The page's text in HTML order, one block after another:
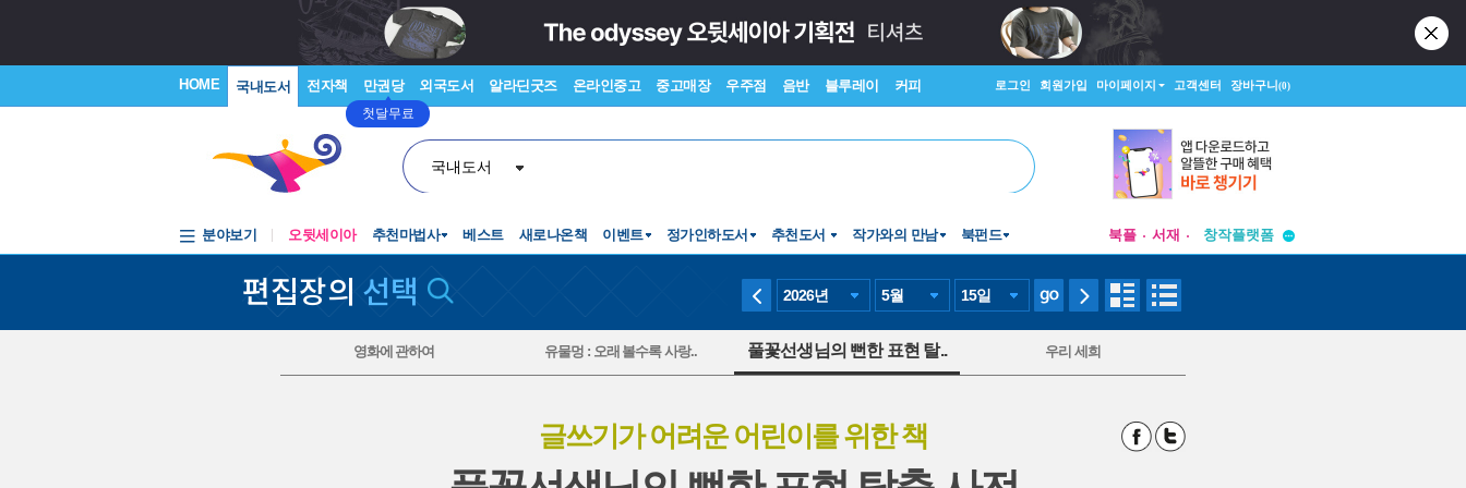
HOME 국내도서 전자책 만권당
첫달무료
외국도서 알라딘굿즈 온라인중고 중고매장 우주점 음반 블루레이 커피 로그인 회원가입 마이페이지 고객센터 장바구니(0)
국내도서
분야보기 오뒷세이아 추천마법사 베스트 새로나온책 이벤트 정가인하도서 추천도서 작가와의 만남 북펀드 북플 서재
창작플랫폼
투비컨티뉴드
편집장의 선택 2026년 5월 15일
영화에 관하여 유물멍 : 오래 볼수록 사랑.. 풀꽃선생님의 뻔한 표현 탈.. 우리 세희
글쓰기가 어려운 어린이를 위한 책